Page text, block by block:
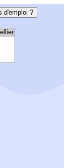
d'emploi ?